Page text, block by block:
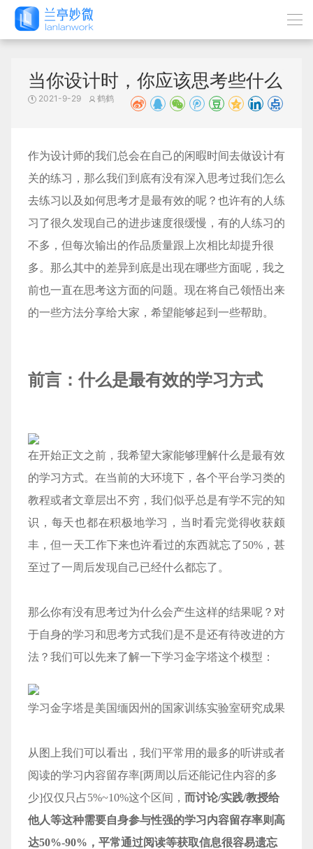
当你设计时，你应该思考些什么
2021-9-29 鹤鹤
作为设计师的我们总会在自己的闲暇时间去做设计有
关的练习，那么我们到底有没有深入思考过我们怎么
去练习以及如何思考才是最有效的呢？也许有的人练
习了很久发现自己的进步速度很缓慢，有的人练习的
不多，但每次输出的作品质量跟上次相比却提升很
多。那么其中的差异到底是出现在哪些方面呢，我之
前也一直在思考这方面的问题。现在将自己领悟出来
的一些方法分享给大家，希望能够起到一些帮助。
前言：什么是最有效的学习方式
在开始正文之前，我希望大家能够理解什么是最有效
的学习方式。在当前的大环境下，各个平台学习类的
教程或者文章层出不穷，我们似乎总是有学不完的知
识，每天也都在积极地学习，当时看完觉得收获颇
丰，但一天工作下来也许看过的东西就忘了50%，甚
至过了一周后发现自己已经什么都忘了。
那么你有没有思考过为什么会产生这样的结果呢？对
于自身的学习和思考方式我们是不是还有待改进的方
法？我们可以先来了解一下学习金字塔这个模型：
学习金字塔是美国缅因州的国家训练实验室研究成果
从图上我们可以看出，我们平常用的最多的听讲或者
阅读的学习内容留存率[两周以后还能记住内容的多
少]仅仅只占5%~10%这个区间， 而讨论/实践/教授给
他人等这种需要自身参与性强的学习内容留存率则高
达50%-90%，平常通过阅读等获取信息很容易遗忘